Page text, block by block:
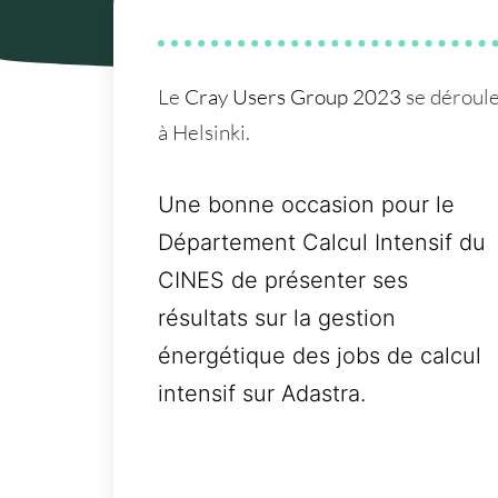
Le Cray Users Group 2023 se
à Helsinki.
Une bonne occasion pour le
Département Calcul Intensif du
CINES de présenter ses
résultats sur la gestion
énergétique des jobs de calcul
intensif sur Adastra.